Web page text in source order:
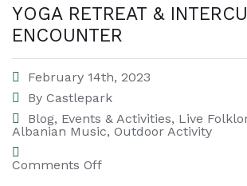
YOGA RETREAT &
ENCOUNTER
February 14th, 2023
By Castlepark
Blog, Events & Activities, Live
Albanian Music, Outdoor Activity
Comments Off